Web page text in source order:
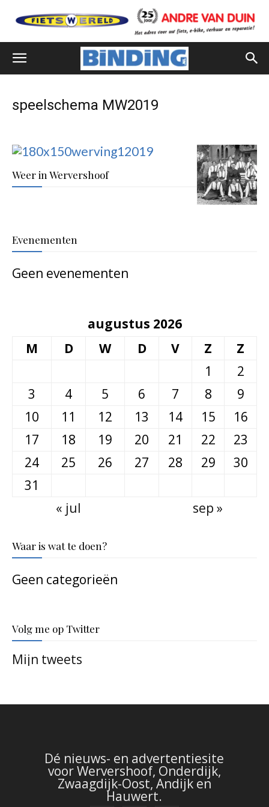
speelschema MW2019
Weer in Wervershoof
Evenementen
Geen evenementen
augustus 2026
M
D W D V Z
Z
1
2
3
4 5 6 7 8
9
10
11 12 13 14 15
16
17
18 19 20 21 22
23
24
25 26 27 28 29
30
31
« jul
sep »
Waar is wat te doen?
Geen categorieën
Volg me op Twitter
Mijn tweets
Dé nieuws- en advertentiesite
voor Wervershoof, Onderdijk,
Zwaagdijk-Oost, Andijk en
Hauwert.